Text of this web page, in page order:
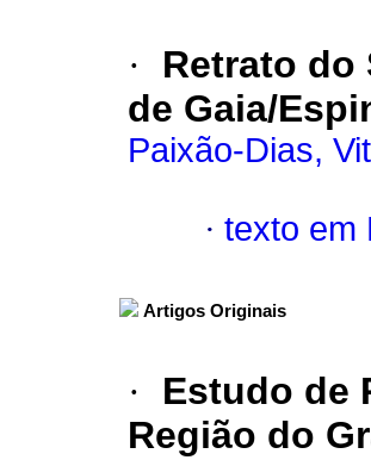
·
Retrato do
de Gaia/
Paixão-Dias,
· texto em
Artigos Originais
·
Estudo de
Região do